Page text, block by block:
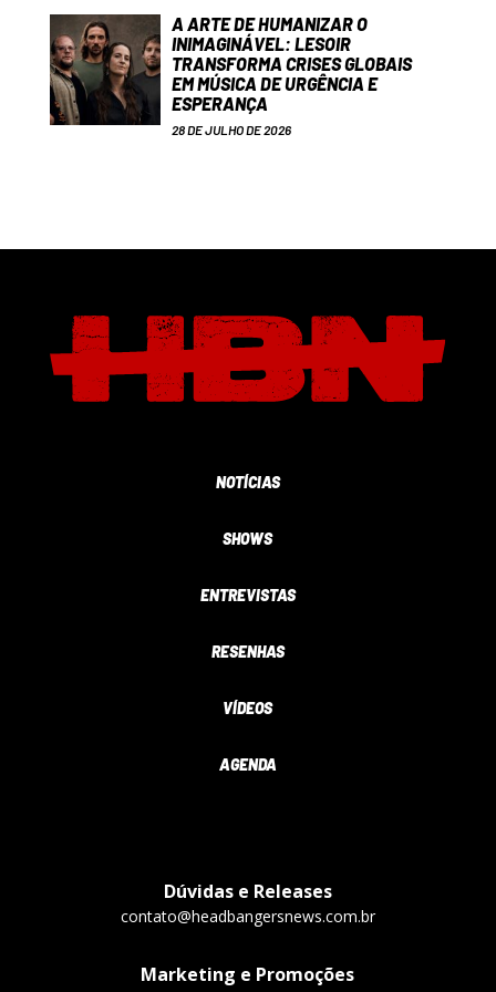
A ARTE DE HUMANIZAR O
INIMAGINÁVEL: LESOIR
TRANSFORMA CRISES GLOBAIS
EM MÚSICA DE URGÊNCIA E
ESPERANÇA
28 DE JULHO DE 2026
NOTÍCIAS
SHOWS
ENTREVISTAS
RESENHAS
VÍDEOS
AGENDA
Dúvidas e Releases
contato@headbangersnews.com.br
Marketing e Promoções